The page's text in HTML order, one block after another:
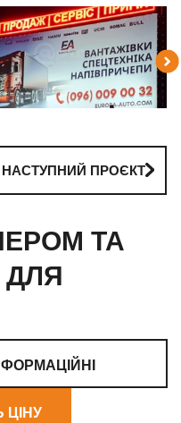
НАСТУПНИЙ ПРОЄКТ
ТА
ДЛЯ
ЦІНУ